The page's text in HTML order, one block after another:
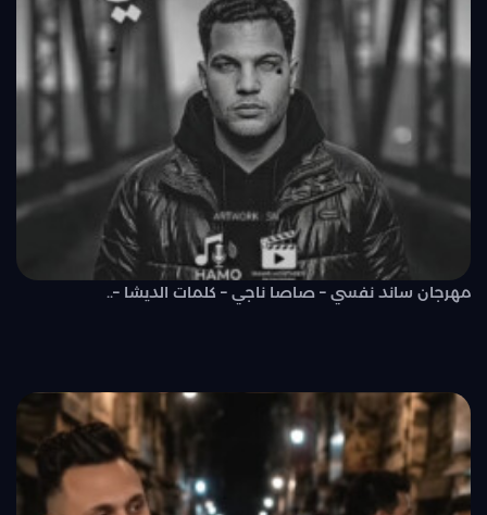
مهرجان ساند نفسي – صاصا ناجي – كلمات الديشا –..